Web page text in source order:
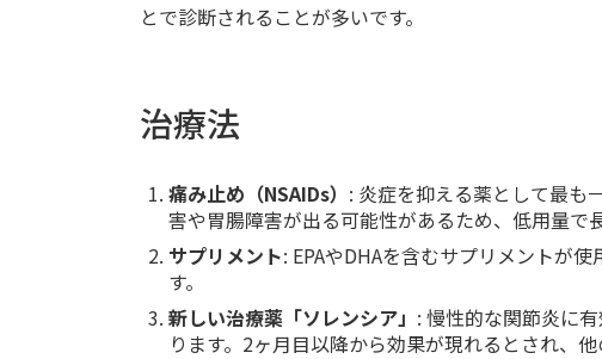
とで診断されることが多いです。
治療法
痛み止め（NSAIDs） : 炎症を抑える薬として最も
害や胃腸障害が出る可能性があるため、低用量で
サプリメント: EPAやDHAを含むサプリメントが
す。
新しい治療薬「ソレンシア」 : 慢性的な関節炎に
ります。2ヶ月目以降から効果が現れるとされ、